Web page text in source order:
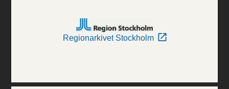
Regionarkivet Stockholm